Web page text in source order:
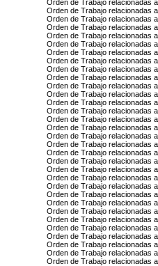
Orden de Trabajo relacionadas
Orden de Trabajo relacionadas
Orden de Trabajo relacionadas
Orden de Trabajo relacionadas
Orden de Trabajo relacionadas
Orden de Trabajo relacionadas
Orden de Trabajo relacionadas
Orden de Trabajo relacionadas
Orden de Trabajo relacionadas
Orden de Trabajo relacionadas
Orden de Trabajo relacionadas
Orden de Trabajo relacionadas
Orden de Trabajo relacionadas
Orden de Trabajo relacionadas
Orden de Trabajo relacionadas
Orden de Trabajo relacionadas
Orden de Trabajo relacionadas
Orden de Trabajo relacionadas
Orden de Trabajo relacionadas
Orden de Trabajo relacionadas
Orden de Trabajo relacionadas
Orden de Trabajo relacionadas
Orden de Trabajo relacionadas
Orden de Trabajo relacionadas
Orden de Trabajo relacionadas
Orden de Trabajo relacionadas
Orden de Trabajo relacionadas
Orden de Trabajo relacionadas
Orden de Trabajo relacionadas
Orden de Trabajo relacionadas
Orden de Trabajo relacionadas
Orden de Trabajo relacionadas